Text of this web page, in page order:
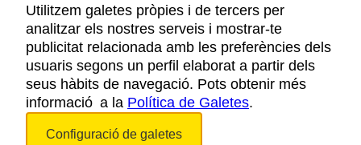
AVÍS LEGAL
POLÍTICA DE PRIVACITAT
COOKIES
ACCESSIBILITAT
Utilitzem galetes pròpies i de tercers per
analitzar els nostres serveis i mostrar-te
publicitat relacionada amb les preferències dels
usuaris segons un perfil elaborat a partir dels
seus hàbits de navegació. Pots obtenir més
informació a la Política de Galetes.
Configuració de galetes